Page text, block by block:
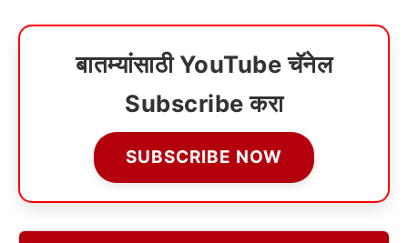
बातम्यांसाठी YouTube चॅनेल
Subscribe करा
SUBSCRIBE NOW